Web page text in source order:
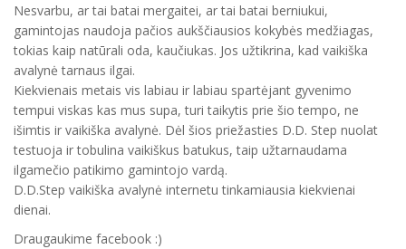
Nesvarbu, ar tai batai mergaitei, ar tai batai berniukui,
gamintojas naudoja pačios aukščiausios kokybės medžiagas,
tokias kaip natūrali oda, kaučiukas. Jos užtikrina, kad vaikiška
avalynė tarnaus ilgai.
Kiekvienais metais vis labiau ir labiau spartėjant gyvenimo
tempui viskas kas mus supa, turi taikytis prie šio tempo, ne
išimtis ir vaikiška avalynė. Dėl šios priežasties D.D. Step nuolat
testuoja ir tobulina vaikiškus batukus, taip užtarnaudama
ilgamečio patikimo gamintojo vardą.
D.D.Step vaikiška avalynė internetu tinkamiausia kiekvienai
dienai.
Draugaukime facebook :)